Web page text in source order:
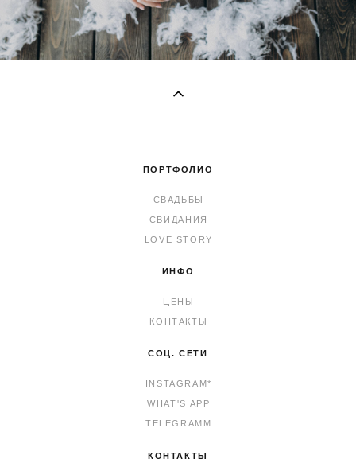
ПОРТФОЛИО
СВАДЬБЫ
СВИДАНИЯ
LOVE STORY
ИНФО
ЦЕНЫ
КОНТАКТЫ
СОЦ. СЕТИ
INSTAGRAM*
WHAT'S APP
TELEGRAMM
КОНТАКТЫ